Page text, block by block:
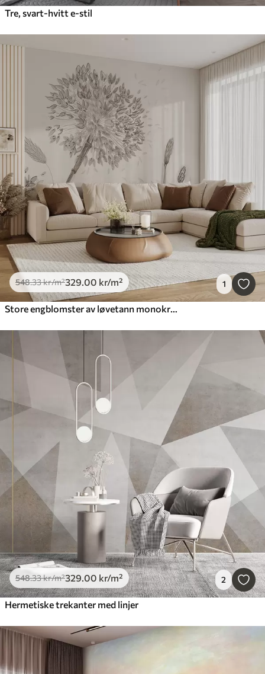
Tre, svart-hvitt e-stil
548.33kr/m²329.00 kr/m² 1
Store engblomster av løvetann monokrom stil loft minimalisme
548.33kr/m²329.00 kr/m² 2
Hermetiske trekanter med linjer